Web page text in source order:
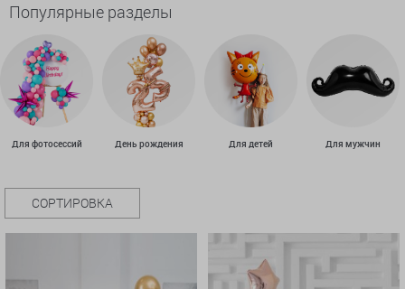
Популярные разделы
Для фотосессий День рождения Для детей Для мужчин
СОРТИРОВКА